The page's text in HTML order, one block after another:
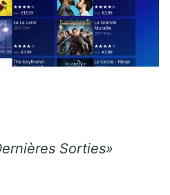
Sorties»